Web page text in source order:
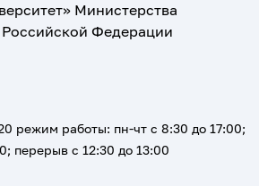
Министерства
Федерации
режим работы: пн-чт с 8:30 до 17:00;
перерыв с 12:30 до 13:00